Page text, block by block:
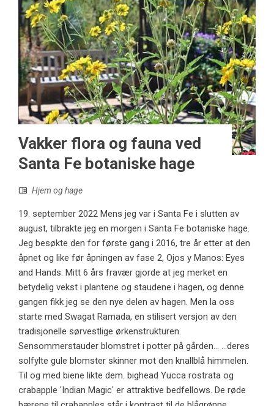
Vakker flora og fauna ved
Santa Fe botaniske hage
Hjem og hage
19. september 2022 Mens jeg var i Santa Fe i slutten av
august, tilbrakte jeg en morgen i Santa Fe botaniske hage.
Jeg besøkte den for første gang i 2016, tre år etter at den
åpnet og like før åpningen av fase 2, Ojos y Manos: Eyes
and Hands. Mitt 6 års fravær gjorde at jeg merket en
betydelig vekst i plantene og staudene i hagen, og denne
gangen fikk jeg se den nye delen av hagen. Men la oss
starte med Swagat Ramada, en stilisert versjon av den
tradisjonelle sørvestlige ørkenstrukturen.
Sensommerstauder blomstret i potter på gården... …deres
solfylte gule blomster skinner mot den knallblå himmelen.
Til og med biene likte dem. bighead Yucca rostrata og
crabapple 'Indian Magic' er attraktive bedfellows. De røde